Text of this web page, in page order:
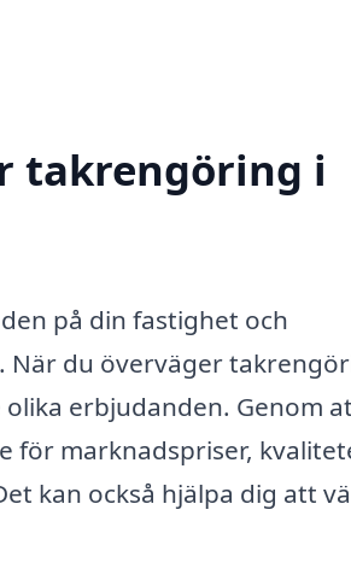
takrengöring i
på din fastighet och
du överväger
erbjudanden. Genom
för marknadspriser,
kan också hjälpa dig att